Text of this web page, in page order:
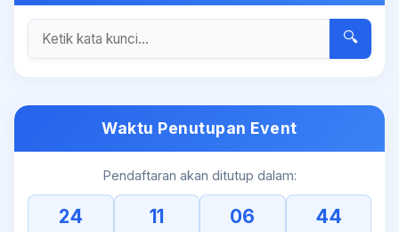
🔍
Waktu Penutupan Event
Pendaftaran akan ditutup dalam:
24 11 06 43